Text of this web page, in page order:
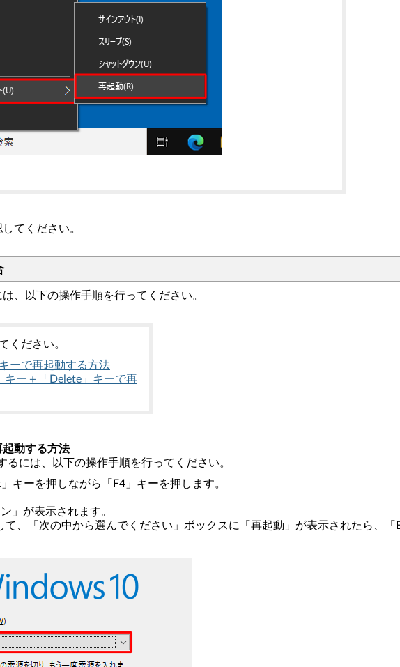
てください。
、以下の操作手順を行ってください。
ください。
ーで再起動する方法
ー＋「Delete」キーで再
起動する方法
るには、以下の操作手順を行ってください。
キーを押しながら「F4」キーを押します。
」が表示されます。
、「次の中から選んでください」ボックスに「再起動」が表示されたら、「